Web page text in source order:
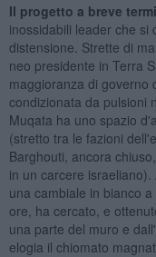
Il progetto a breve
inossidabili leader che
distensione. Strette di
neo presidente in Terra
maggioranza di governo
condizionata da pulsioni
Muqata ha uno spazio
(stretto tra le fazioni
Barghouti, ancora
in un carcere
una cambiale in bianco
ore, ha cercato, e
una parte del muro e
elogia il chiomato